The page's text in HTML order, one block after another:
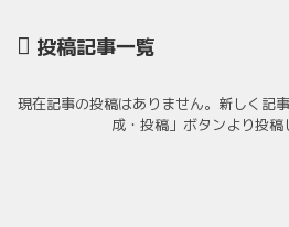
投稿記事一覧
現在記事の投稿はありません。新しく記
成・投稿」ボタンより投稿